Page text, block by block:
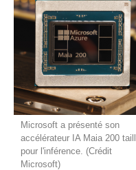
Microsoft a présenté son
accélérateur IA Maia 200
pour l'inférence. (Crédit
Microsoft)